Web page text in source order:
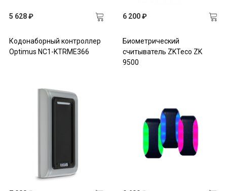
5 628 ₽
Кодонаборный контроллер
Optimus NC1-KTRME366
6 200 ₽
Биометрический
считыватель ZKTeco ZK
9500